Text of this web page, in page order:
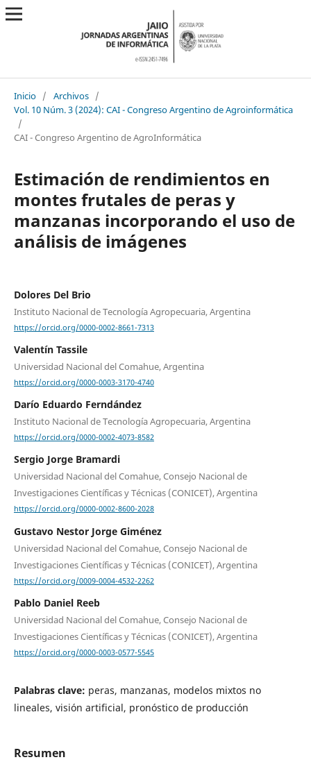
Inicio / Archivos /
Vol. 10 Núm. 3 (2024): CAI - Congreso Argentino de Agroinformática
/
CAI - Congreso Argentino de AgroInformática
Estimación de rendimientos en
montes frutales de peras y
manzanas incorporando el uso de
análisis de imágenes
Dolores Del Brio
Instituto Nacional de Tecnología Agropecuaria, Argentina
https://orcid.org/0000-0002-8661-7313
Valentín Tassile
Universidad Nacional del Comahue, Argentina
https://orcid.org/0000-0003-3170-4740
Darío Eduardo Ferndández
Instituto Nacional de Tecnología Agropecuaria, Argentina
https://orcid.org/0000-0002-4073-8582
Sergio Jorge Bramardi
Universidad Nacional del Comahue, Consejo Nacional de
Investigaciones Científicas y Técnicas (CONICET), Argentina
https://orcid.org/0000-0002-8600-2028
Gustavo Nestor Jorge Giménez
Universidad Nacional del Comahue, Consejo Nacional de
Investigaciones Científicas y Técnicas (CONICET), Argentina
https://orcid.org/0009-0004-4532-2262
Pablo Daniel Reeb
Universidad Nacional del Comahue, Consejo Nacional de
Investigaciones Científicas y Técnicas (CONICET), Argentina
https://orcid.org/0000-0003-0577-5545
Palabras clave: peras, manzanas, modelos mixtos no
lineales, visión artificial, pronóstico de producción
Resumen